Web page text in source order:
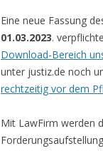
Eine neue Fassung
01.03.2023.
Download-Bereich
unter justiz.de noch
rechtzeitig vor dem
Mit LawFirm werden